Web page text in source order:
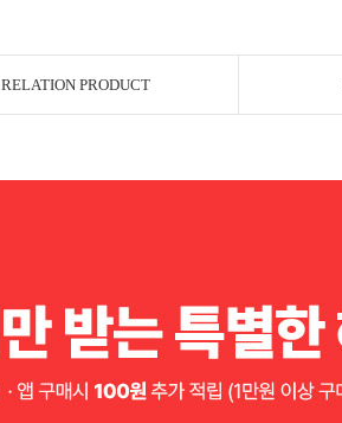
RELATION PRODUCT